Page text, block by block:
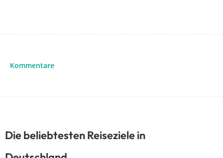
Kommentare
Die beliebtesten Reiseziele in